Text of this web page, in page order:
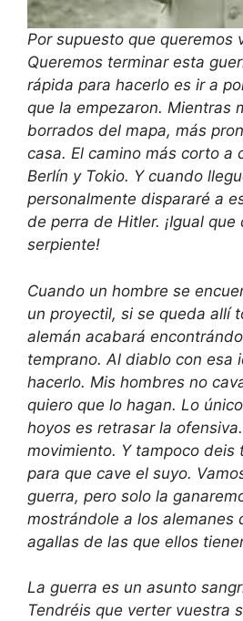
Por supuesto que queremos
Queremos terminar esta
rápida para hacerlo es ir a
que la empezaron. Mientras
borrados del mapa, más
casa. El camino más corto a
Berlín y Tokio. Y cuando
personalmente dispararé a
de perra de Hitler. ¡Igual que
serpiente!
Cuando un hombre se
un proyectil, si se queda allí
alemán acabará
temprano. Al diablo con esa
hacerlo. Mis hombres no
quiero que lo hagan. Lo
hoyos es retrasar la
movimiento. Y tampoco deis
para que cave el suyo.
guerra, pero solo la
mostrándole a los alemanes
agallas de las que ellos
La guerra es un asunto
Tendréis que verter vuestra